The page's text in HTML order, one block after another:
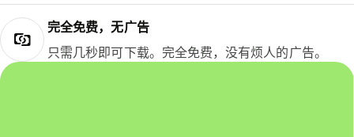
完全免费，无广告
只需几秒即可下载。完全免费，没有烦人的广告。